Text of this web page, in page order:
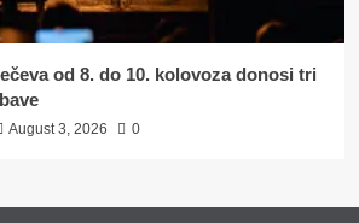
od 8. do 10. kolovoza donosi tri
August 3, 2026 0